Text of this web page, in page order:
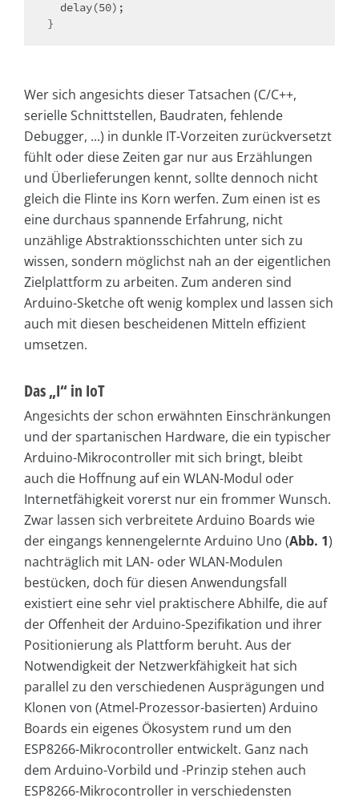
}
Wer sich angesichts dieser Tatsachen (C/C++,
serielle Schnittstellen, Baudraten, fehlende
Debugger, ...) in dunkle IT-Vorzeiten zurückversetzt
fühlt oder diese Zeiten gar nur aus Erzählungen
und Überlieferungen kennt, sollte dennoch nicht
gleich die Flinte ins Korn werfen. Zum einen ist es
eine durchaus spannende Erfahrung, nicht
unzählige Abstraktionsschichten unter sich zu
wissen, sondern möglichst nah an der eigentlichen
Zielplattform zu arbeiten. Zum anderen sind
Arduino-Sketche oft wenig komplex und lassen sich
auch mit diesen bescheidenen Mitteln effizient
umsetzen.
Das „I“ in IoT
Angesichts der schon erwähnten Einschränkungen
und der spartanischen Hardware, die ein typischer
Arduino-Mikrocontroller mit sich bringt, bleibt
auch die Hoffnung auf ein WLAN-Modul oder
Internetfähigkeit vorerst nur ein frommer Wunsch.
Zwar lassen sich verbreitete Arduino Boards wie
der eingangs kennengelernte Arduino Uno (Abb. 1)
nachträglich mit LAN- oder WLAN-Modulen
bestücken, doch für diesen Anwendungsfall
existiert eine sehr viel praktischere Abhilfe, die auf
der Offenheit der Arduino-Spezifikation und ihrer
Positionierung als Plattform beruht. Aus der
Notwendigkeit der Netzwerkfähigkeit hat sich
parallel zu den verschiedenen Ausprägungen und
Klonen von (Atmel-Prozessor-basierten) Arduino
Boards ein eigenes Ökosystem rund um den
ESP8266-Mikrocontroller entwickelt. Ganz nach
dem Arduino-Vorbild und -Prinzip stehen auch
ESP8266-Mikrocontroller in verschiedensten